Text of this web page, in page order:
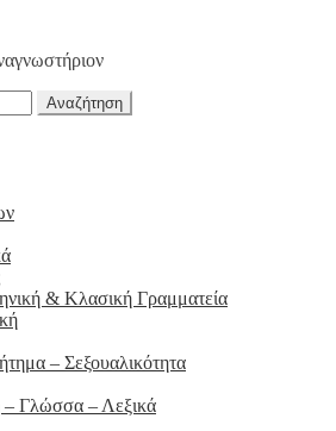
Αναζήτηση
& Κλασική Γραμματεία
– Σεξουαλικότητα
– Γλώσσα – Λεξικά